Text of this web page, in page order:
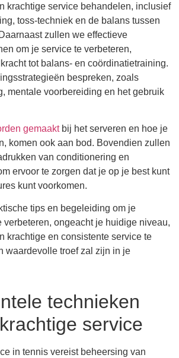
krachtige service behandelen, inclusief
toss-techniek en de balans tussen
zullen we effectieve
om je service te verbeteren,
tot balans- en coördinatietraining.
bespreken, zoals
mentale voorbereiding en het gebruik
gemaaktbij het serveren en hoe je
komen ook aan bod. Bovendien zullen
van conditionering en
ervoor te zorgen dat je op je best kunt
kunt voorkomen.
tips en begeleiding om je
verbeteren, ongeacht je huidige niveau,
krachtige en consistente service te
waardevolle troef zal zijn in je
technieken
service
in tennis vereist beheersing van